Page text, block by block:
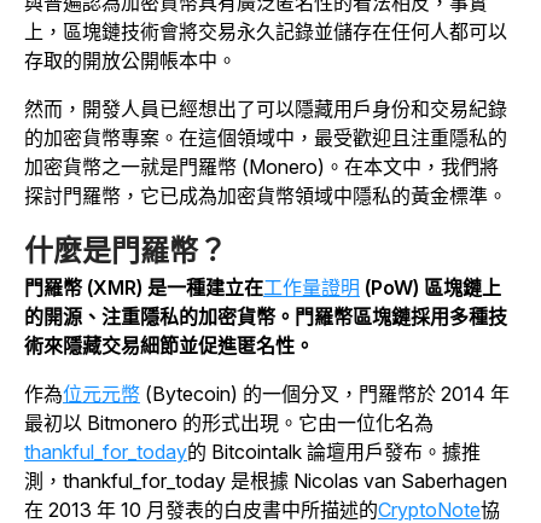
上，區塊鏈技術會將交易永久記錄並儲存在任何人都可以
存取的開放公開帳本中。
然而，開發人員已經想出了可以隱藏用戶身份和交易紀錄
的加密貨幣專案。在這個領域中，最受歡迎且注重隱私的
加密貨幣之一就是門羅幣 (Monero)。在本文中，我們將
探討門羅幣，它已成為加密貨幣領域中隱私的黃金標準。
什麼是門羅幣？
門羅幣 (XMR) 是一種建立在工作量證明 (PoW) 區塊鏈上
的開源、注重隱私的加密貨幣。門羅幣區塊鏈採用多種技
術來隱藏交易細節並促進匿名性。
作為位元元幣 (Bytecoin) 的一個分叉，門羅幣於 2014 年
最初以 Bitmonero 的形式出現。它由一位化名為
thankful_for_today的 Bitcointalk 論壇用戶發布。據推
測，thankful_for_today 是根據 Nicolas van Saberhagen
在 2013 年 10 月發表的白皮書中所描述的CryptoNote協